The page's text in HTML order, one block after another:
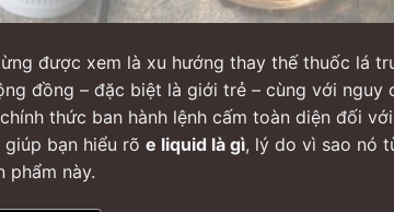
được xem là xu hướng thay thế thuốc lá
đồng – đặc biệt là giới trẻ – cùng với nguy
thức ban hành lệnh cấm toàn diện đối
giúp bạn hiểu rõ e liquid là gì, lý do vì sao nó
phẩm này.